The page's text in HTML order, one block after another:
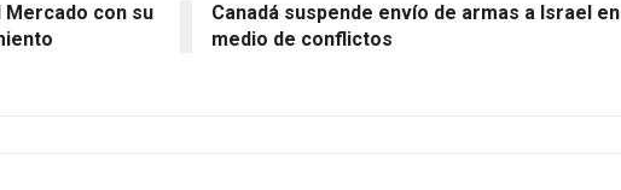
con su
Canadá suspende envío de armas a Israel en
medio de conflictos